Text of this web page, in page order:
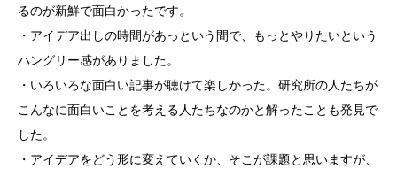
るのが新鮮で面白かったです。
・アイデア出しの時間があっという間で、もっとやりたいという
ハングリー感がありました。
・いろいろな面白い記事が聴けて楽しかった。研究所の人たちが
こんなに面白いことを考える人たちなのかと解ったことも発見で
した。
・アイデアをどう形に変えていくか、そこが課題と思いますが、